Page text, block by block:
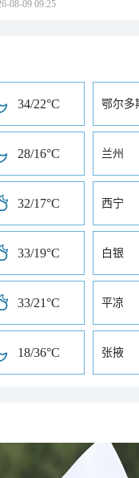
08-09 09:25
34/22°C 鄂尔多
28/16°C 兰州
32/17°C 西宁
33/19°C 白银
33/21°C 平凉
18/36°C 张掖